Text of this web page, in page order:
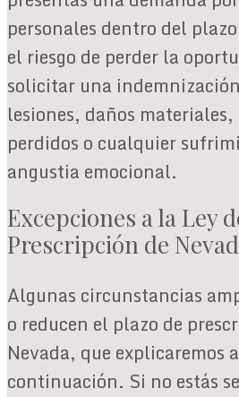
personales dentro del
el riesgo de perder la
solicitar una
lesiones, daños
perdidos o cualquier
angustia emocional.
Excepciones a la Ley
Prescripción de
Algunas circunstancias
o reducen el plazo de
Nevada, que explicaremos a
continuación. Si no estás